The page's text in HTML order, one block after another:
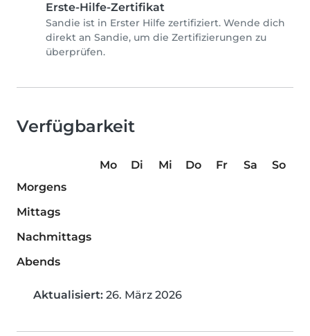
Erste-Hilfe-Zertifikat
Sandie ist in Erster Hilfe zertifiziert. Wende dich
direkt an Sandie, um die Zertifizierungen zu
überprüfen.
Verfügbarkeit
Mo Di Mi Do Fr Sa
So
Morgens
Mittags
Nachmittags
Abends
Aktualisiert: 26. März 2026